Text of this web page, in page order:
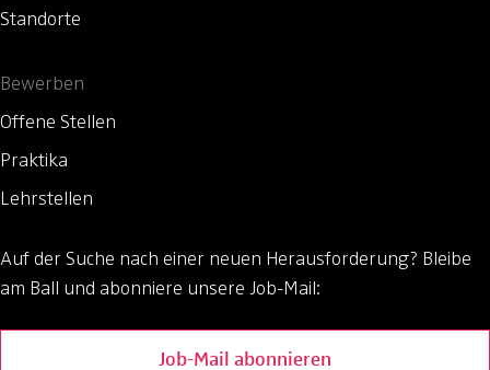
Standorte
Bewerben
Offene Stellen
Praktika
Lehrstellen
Auf der Suche nach einer neuen Herausforderung? Bleibe
am Ball und abonniere unsere Job-Mail:
Job-Mail abonnieren